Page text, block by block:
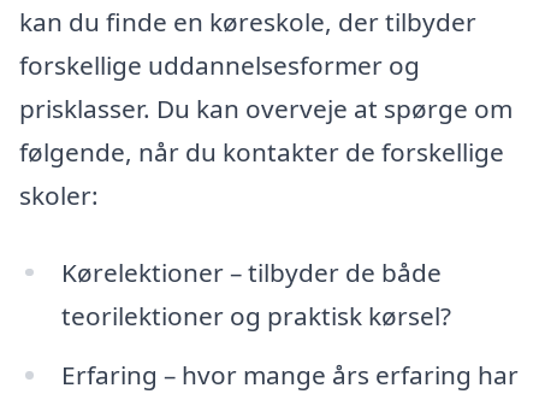
kan du finde en køreskole, der tilbyder
forskellige uddannelsesformer og
prisklasser. Du kan overveje at spørge om
følgende, når du kontakter de forskellige
skoler:
Kørelektioner – tilbyder de både
teorilektioner og praktisk kørsel?
Erfaring – hvor mange års erfaring har